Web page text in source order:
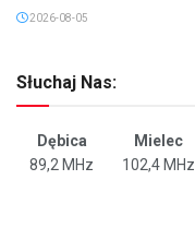
2026-08-05
Słuchaj Nas:
Dębica Mielec
89,2 MHz
102,4 MHz